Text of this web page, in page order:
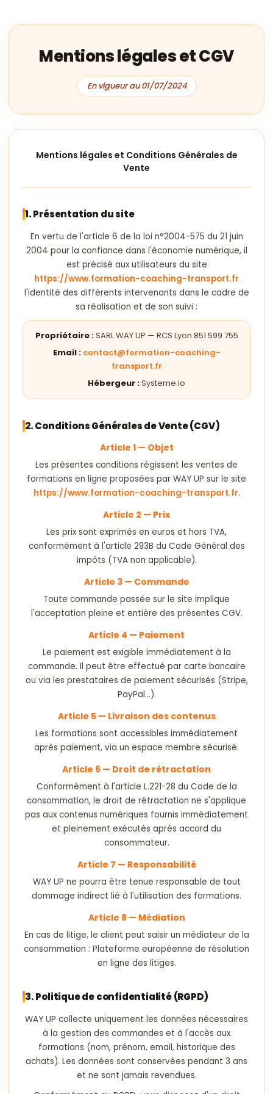
Mentions légales et CGV
En vigueur au 01/07/2024
Mentions légales et Conditions Générales de
Vente
1. Présentation du site
En vertu de l'article 6 de la loi n°2004-575 du 21 juin
2004 pour la confiance dans l'économie numérique, il
est précisé aux utilisateurs du site
https://www.formation-coaching-transport.fr
l'identité des différents intervenants dans le cadre de
sa réalisation et de son suivi :
Propriétaire :SARL WAY UP — RCS Lyon 851 599 755
Email : contact@formation-coaching-
transport.fr
Hébergeur :Systeme.io
2. Conditions Générales de Vente (CGV)
Article 1 — Objet
Les présentes conditions régissent les ventes de
formations en ligne proposées par WAY UP sur le site
https://www.formation-coaching-transport.fr.
Article 2 — Prix
Les prix sont exprimés en euros et hors TVA,
conformément à l'article 293B du Code Général des
impôts (TVA non applicable).
Article 3 — Commande
Toute commande passée sur le site implique
l'acceptation pleine et entière des présentes CGV.
Article 4 — Paiement
Le paiement est exigible immédiatement à la
commande. Il peut être effectué par carte bancaire
ou via les prestataires de paiement sécurisés (Stripe,
PayPal...).
Article 5 — Livraison des contenus
Les formations sont accessibles immédiatement
après paiement, via un espace membre sécurisé.
Article 6 — Droit de rétractation
Conformément à l'article L.221-28 du Code de la
consommation, le droit de rétractation ne s'applique
pas aux contenus numériques fournis immédiatement
et pleinement exécutés après accord du
consommateur.
Article 7 — Responsabilité
WAY UP ne pourra être tenue responsable de tout
dommage indirect lié à l'utilisation des formations.
Article 8 — Médiation
En cas de litige, le client peut saisir un médiateur de la
consommation : Plateforme européenne de résolution
en ligne des litiges.
3. Politique de confidentialité (RGPD)
WAY UP collecte uniquement les données nécessaires
à la gestion des commandes et à l'accès aux
formations (nom, prénom, email, historique des
achats). Les données sont conservées pendant 3 ans
et ne sont jamais revendues.